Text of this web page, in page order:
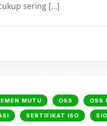
sering […]
MUTU OSS OSS
SERTIFIKAT ISO SIO